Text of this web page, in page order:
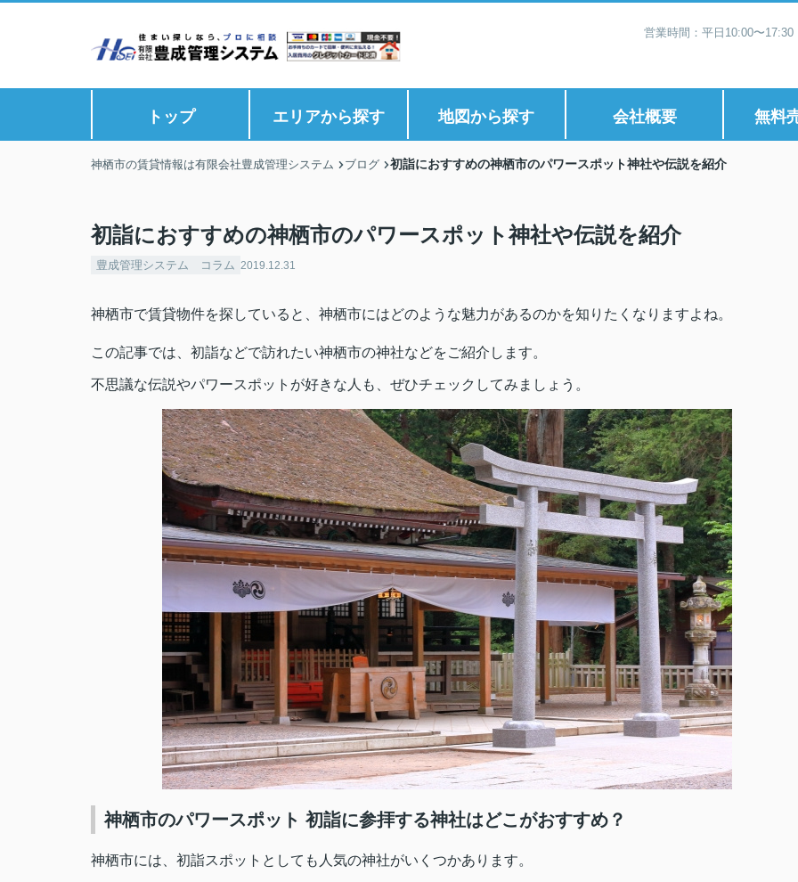
営業時間：平日10:00〜
トップ エリアから探す 地図から探す 会社概要 無料
神栖市の賃貸情報は有限会社豊成管理システム ブログ 初詣におすすめの神栖市のパワースポット神社や伝説を紹介
初詣におすすめの神栖市のパワースポット神社や伝説を紹介
豊成管理システム コラム 2019.12.31
神栖市で賃貸物件を探していると、神栖市にはどのような魅力があるのかを知りたくなりますよね。
この記事では、初詣などで訪れたい神栖市の神社などをご紹介します。
不思議な伝説やパワースポットが好きな人も、ぜひチェックしてみましょう。
神栖市のパワースポット 初詣に参拝する神社はどこがおすすめ？
神栖市には、初詣スポットとしても人気の神社がいくつかあります。